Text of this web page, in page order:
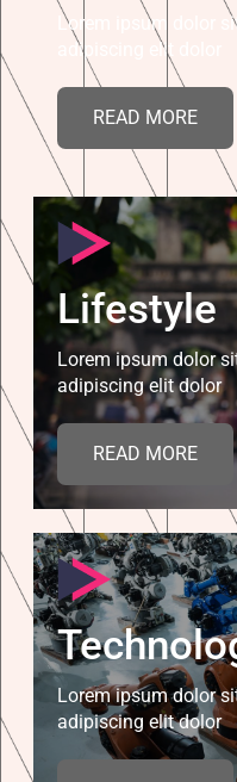
Lorem ipsum dolor
adipiscing elit dolor
READ MORE
Lifestyle
Lorem ipsum dolor
adipiscing elit dolor
READ MORE
Lorem ipsum dolor
adipiscing elit dolor